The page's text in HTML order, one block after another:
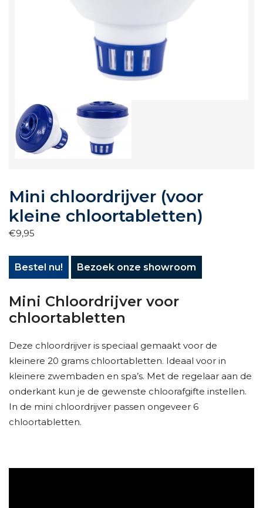
Mini chloordrijver (voor
kleine chloortabletten)
€9,95
Bestel nu! Bezoek onze showroom
Mini Chloordrijver voor
chloortabletten
Deze chloordrijver is speciaal gemaakt voor de
kleinere 20 grams chloortabletten. Ideaal voor in
kleinere zwembaden en spa’s. Met de regelaar aan de
onderkant kun je de gewenste chloorafgifte instellen.
In de mini chloordrijver passen ongeveer 6
chloortabletten.